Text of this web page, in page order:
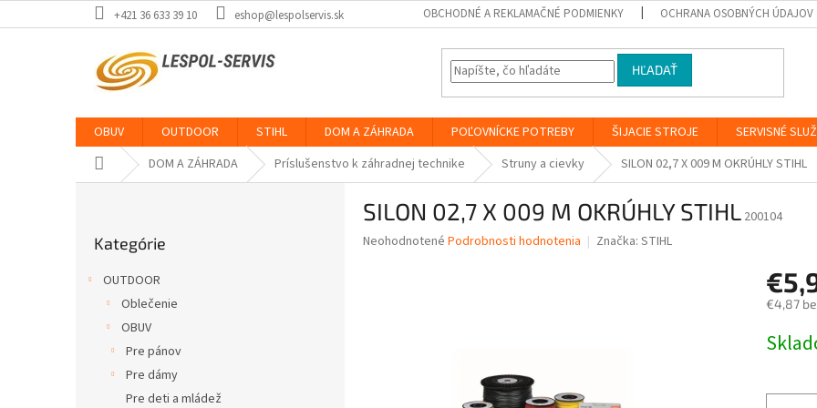
na
+421 36 633 39 10 eshop@lespolservis.sk OBCHODNÉ A REKLAMAČNÉ PODMIENKY OCHRANA OSOBNÝCH ÚDAJOV
HĽADAŤ
OBUV OUTDOOR STIHL DOM A ZÁHRADA POĽOVNÍCKE POTREBY ŠIJACIE STROJE SERVISNÉ
DomovDOM A ZÁHRADA Príslušenstvo k záhradnej technike Struny a cievky SILON 02,7 X 009 M OKRÚHLY STIHL
kategórie
Kategórie
OUTDOOR
Oblečenie
OBUV
Pre pánov
Pre dámy
Pre deti a mládež
SILON 02,7 X 009 M OKRÚHLY STIHL 200104
Priemerné
Neohodnotené Podrobnosti hodnotenia Značka: STIHL
€4,87
cena: